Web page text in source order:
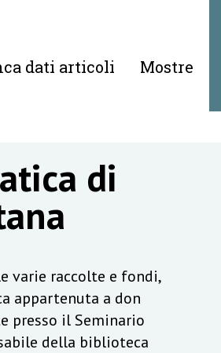
dati articoli Mostre
di
varie raccolte e fondi,
appartenuta a don
presso il Seminario
della biblioteca